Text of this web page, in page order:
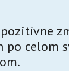
celom